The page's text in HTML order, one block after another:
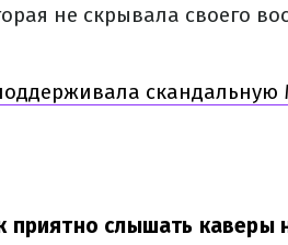
не скрывала своего
скандальную
слышать каверы